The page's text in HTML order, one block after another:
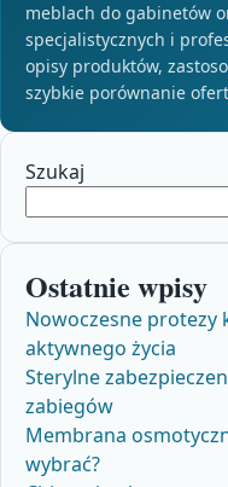
meblach do gabinetów
specjalistycznych i
opisy produktów,
szybkie porównanie
Szukaj
Ostatnie wpisy
Nowoczesne
aktywnego życia
Sterylne
zabiegów
Membrana
wybrać?